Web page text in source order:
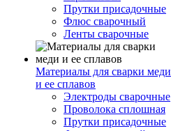
Прутки присадочные
Флюс сварочный
Ленты сварочные
Материалы для сварки меди
и ее сплавов
Электроды сварочные
Проволока сплошная
Прутки присадочные